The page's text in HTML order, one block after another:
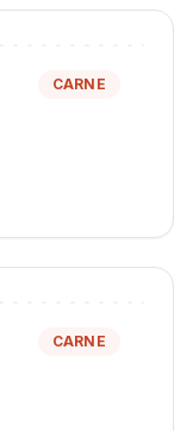
CARNE
CARNE